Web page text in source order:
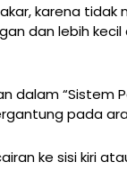
karena
dan lebih
“Sistem
pada
ke sisi kiri